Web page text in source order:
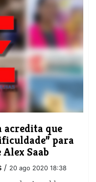
acredita que
para
Saab
/ 20 ago 2020 18:38